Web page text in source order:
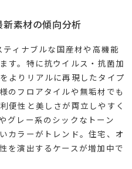
素材の傾向分析
ィナブルな国産材や高機能
す。特に抗ウイルス・抗菌加
よりリアルに再現したタイプ
のフロアタイルや無垢材でも
便性と美しさが両立しやすく
グレー系のシックなトーン
カラーがトレンド。住宅、オ
を演出するケースが増加中で